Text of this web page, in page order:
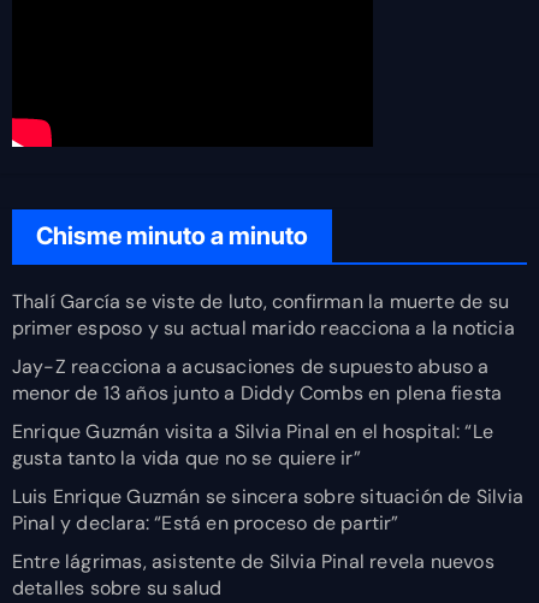
Chisme minuto a minuto
Thalí García se viste de luto, confirman la muerte de su
primer esposo y su actual marido reacciona a la noticia
Jay-Z reacciona a acusaciones de supuesto abuso a
menor de 13 años junto a Diddy Combs en plena fiesta
Enrique Guzmán visita a Silvia Pinal en el hospital: “Le
gusta tanto la vida que no se quiere ir”
Luis Enrique Guzmán se sincera sobre situación de Silvia
Pinal y declara: “Está en proceso de partir”
Entre lágrimas, asistente de Silvia Pinal revela nuevos
detalles sobre su salud